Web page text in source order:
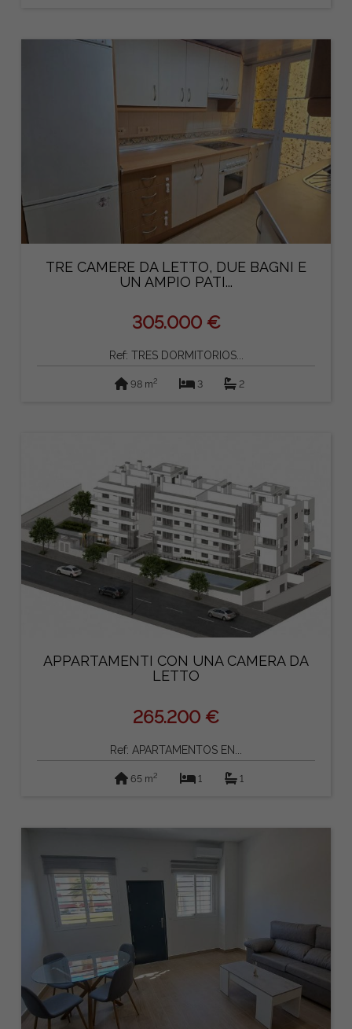
TRE CAMERE DA LETTO, DUE BAGNI E
UN AMPIO PATI...
305.000 €
Ref: TRES DORMITORIOS...
98 m2 3 2
APPARTAMENTI CON UNA CAMERA DA
LETTO
265.200 €
Ref: APARTAMENTOS EN...
65 m2 1 1